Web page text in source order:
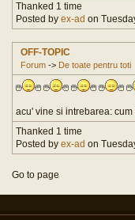
Thanked 1 time
Posted by ex-ad on
OFF-TOPIC
Forum -> De toate pentru toti
acu' vine si intrebarea:
Thanked 1 time
Posted by ex-ad on
Go to page